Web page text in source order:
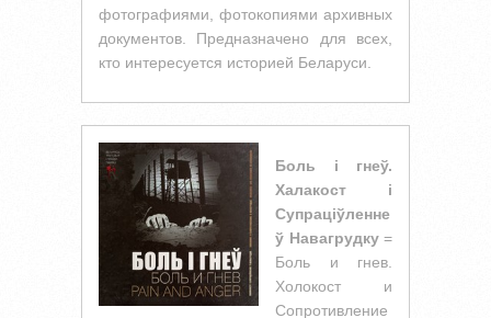
фотографиями, фотокопиями архивных
документов. Предназначено для всех,
кто интересуется историей Беларуси.
Боль і гнеў.
Халакост і
Супраціўленне
ў Навагрудку=
Боль и гнев.
Холокост и
Сопротивление